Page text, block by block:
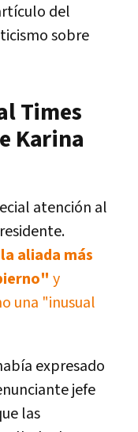
del
sobre
Times
Karina
atención al
aliada más
y
una "inusual
expresado
jefe
las